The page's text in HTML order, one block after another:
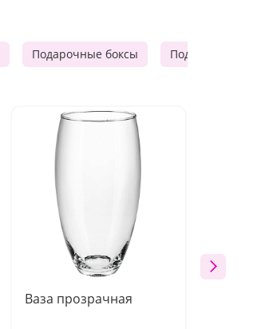
Подарочные боксы Подарочные
Ваза прозрачная